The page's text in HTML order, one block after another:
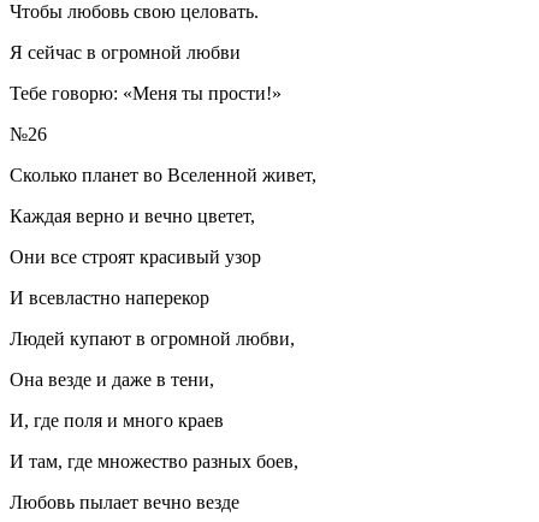
Чтобы любовь свою целовать.
Я сейчас в огромной любви
Тебе говорю: «Меня ты прости!»
№26
Сколько планет во Вселенной живет,
Каждая верно и вечно цветет,
Они все строят красивый узор
И всевластно наперекор
Людей купают в огромной любви,
Она везде и даже в тени,
И, где поля и много краев
И там, где множество разных боев,
Любовь пылает вечно везде